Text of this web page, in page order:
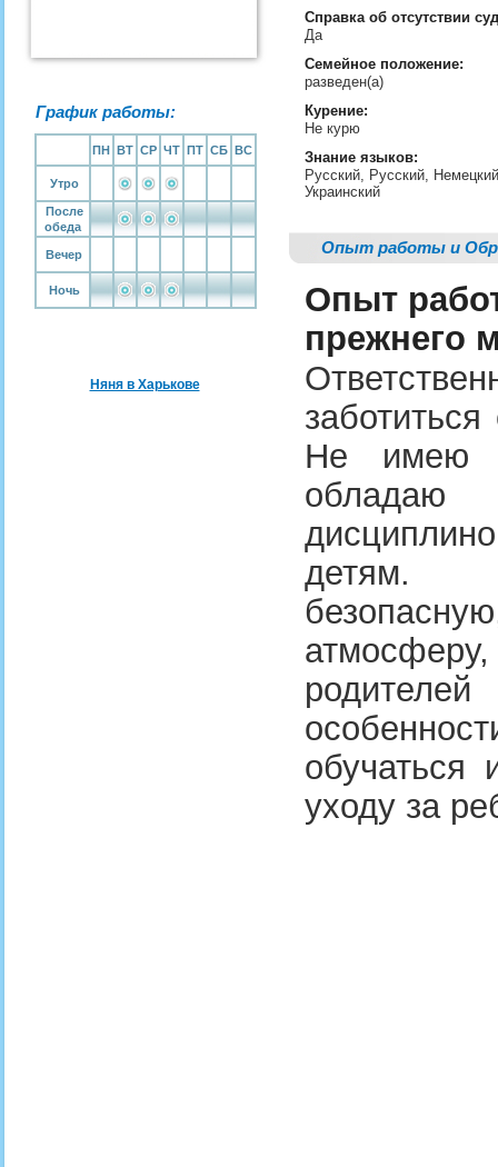
График работы:
ПН ВТ СР ЧТ ПТ СБ ВС
Утро
После
обеда
Вечер
Ночь
Няня в Харькове
Справка об отсутствии
Да
Семейное положение:
разведен(а)
Курение:
Не курю
Знание языков:
Русский, Русский,
Украинский
Опыт работы и
Опыт
прежнего
Не имею
обладаю
детям.
обучаться
уходу за